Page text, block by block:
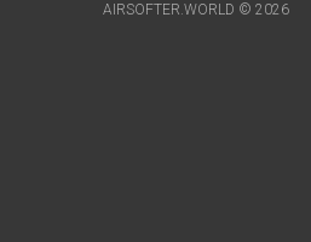
AIRSOFTER.WORLD © 2026